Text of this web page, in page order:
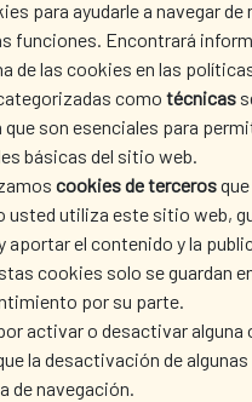
para ayudarle a navegar
funciones. Encontrará
de las cookies en las
como técnicas
que son esenciales para
básicas del sitio web.
cookies de terceros
usted utiliza este sitio web,
aportar el contenido y la
cookies solo se guardan
por su parte.
activar o desactivar alguna
la desactivación de
de navegación.
OÙ
ET SCIENCE
SOCIAUX